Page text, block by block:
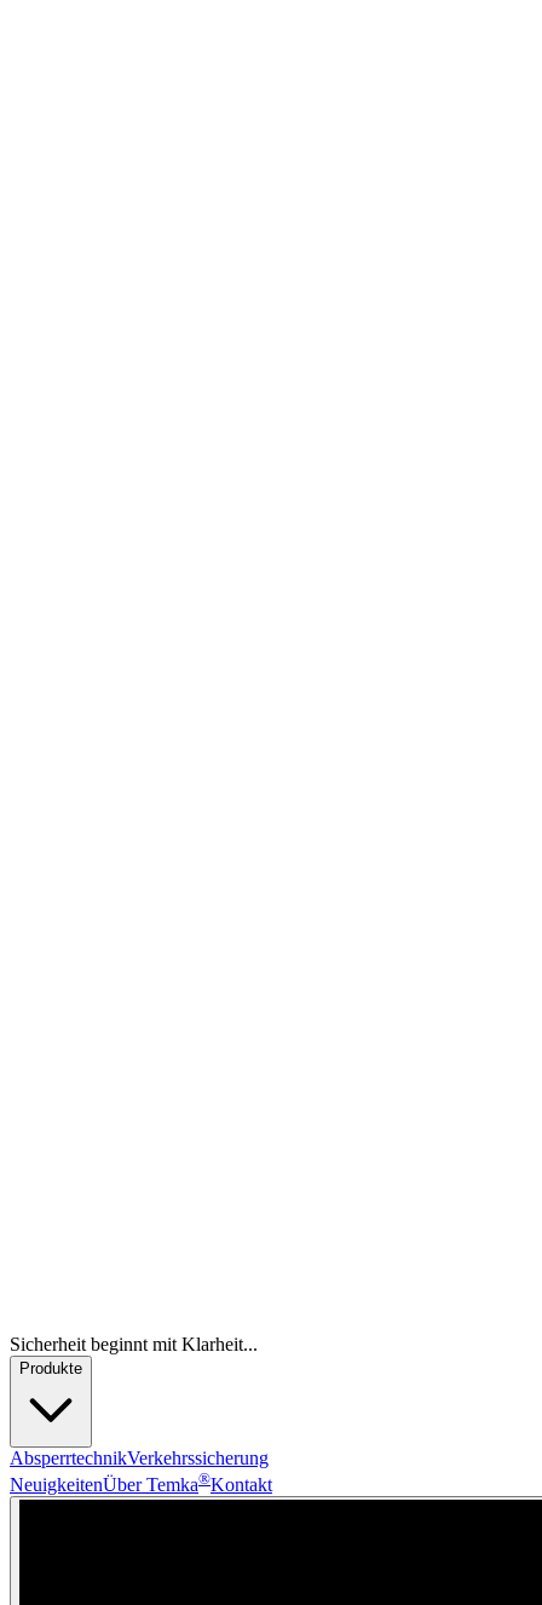
Sicherheit beginnt mit Klarheit...
Produkte
AbsperrtechnikVerkehrssicherung
NeuigkeitenÜber Temka®Kontakt